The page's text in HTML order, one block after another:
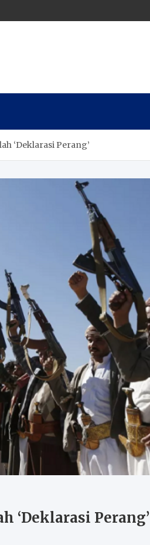
‘Deklarasi Perang’
‘Deklarasi Perang’